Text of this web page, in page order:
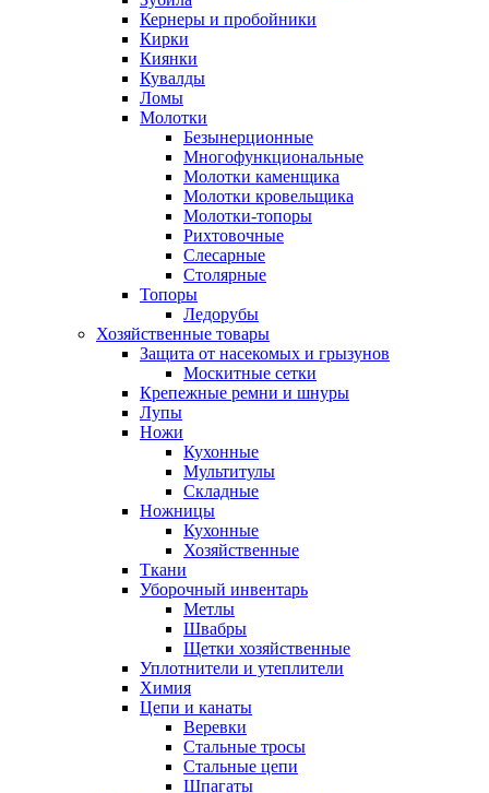
Кернеры и пробойники
Кирки
Киянки
Кувалды
Ломы
Молотки
Безынерционные
Многофункциональные
Молотки каменщика
Молотки кровельщика
Молотки-топоры
Рихтовочные
Слесарные
Столярные
Топоры
Ледорубы
Хозяйственные товары
Защита от насекомых и грызунов
Москитные сетки
Крепежные ремни и шнуры
Лупы
Ножи
Кухонные
Мультитулы
Складные
Ножницы
Кухонные
Хозяйственные
Ткани
Уборочный инвентарь
Метлы
Швабры
Щетки хозяйственные
Уплотнители и утеплители
Химия
Цепи и канаты
Веревки
Стальные тросы
Стальные цепи
Шпагаты